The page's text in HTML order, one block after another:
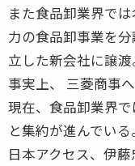
また食品卸業界で
力の食品卸事業を
立した新会社に譲渡
事実上、 三菱商事
現在、食品卸業界
と集約が進んでいる。
日本アクセス、伊